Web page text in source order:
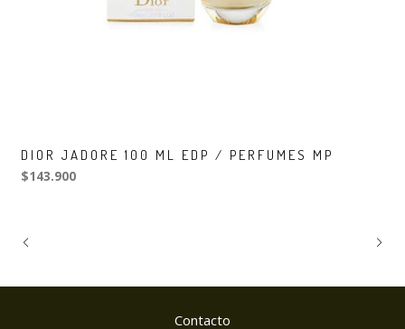
DIOR JADORE 100 ML EDP / PERFUMES MP
$143.900
Contacto